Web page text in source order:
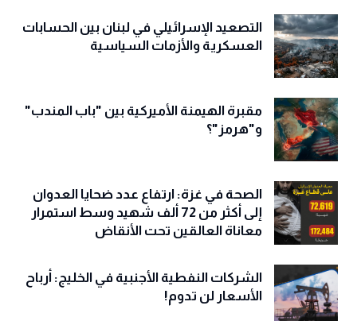
التصعيد الإسرائيلي في لبنان بين الحسابات
العسكرية والأزمات السياسية
مقبرة الهيمنة الأميركية بين "باب المندب"
و"هرمز"؟
الصحة في غزة: ارتفاع عدد ضحايا العدوان
إلى أكثر من 72 ألف شهيد وسط استمرار
معاناة العالقين تحت الأنقاض
الشركات النفطية الأجنبية في الخليج: أرباح
الأسعار لن تدوم!